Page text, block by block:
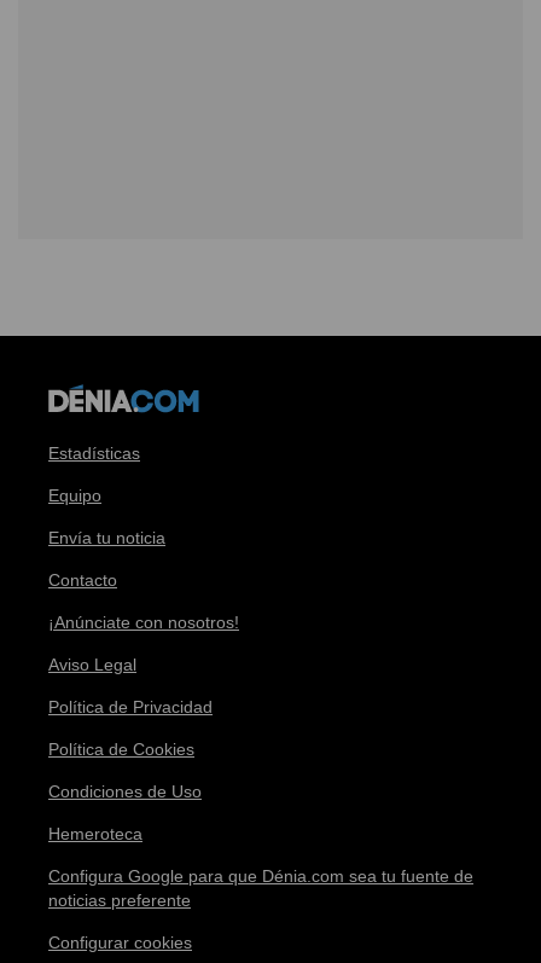
Estadísticas
Equipo
Envía tu noticia
Contacto
¡Anúnciate con nosotros!
Aviso Legal
Política de Privacidad
Política de Cookies
Condiciones de Uso
Hemeroteca
Configura Google para que Dénia.com sea tu fuente de
noticias preferente
Configurar cookies